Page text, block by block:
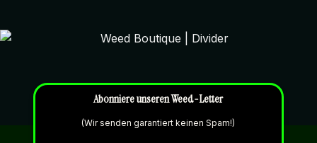
Abonniere unseren Weed-Letter
(Wir senden garantiert keinen Spam!)